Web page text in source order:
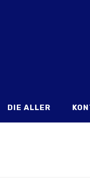
DIE ALLER